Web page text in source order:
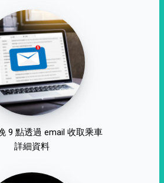
9 點透過 email 收取乘車
詳細資料